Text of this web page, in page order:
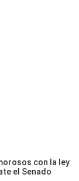
con la ley
el Senado